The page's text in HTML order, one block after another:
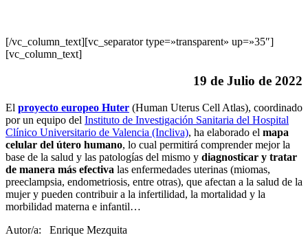
[/vc_column_text][vc_separator type=»transparent» up=»35″]
[vc_column_text]
19 de Julio de 2022
El proyecto europeo Huter (Human Uterus Cell Atlas), coordinado
por un equipo del Instituto de Investigación Sanitaria del Hospital
Clínico Universitario de Valencia (Incliva), ha elaborado el mapa
celular del útero humano, lo cual permitirá comprender mejor la
base de la salud y las patologías del mismo y diagnosticar y tratar
de manera más efectiva las enfermedades uterinas (miomas,
preeclampsia, endometriosis, entre otras), que afectan a la salud de la
mujer y pueden contribuir a la infertilidad, la mortalidad y la
morbilidad materna e infantil…
Autor/a: Enrique Mezquita